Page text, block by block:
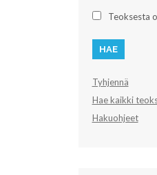
Teoksesta
Tyhjennä
Hae kaikki
Hakuohjeet